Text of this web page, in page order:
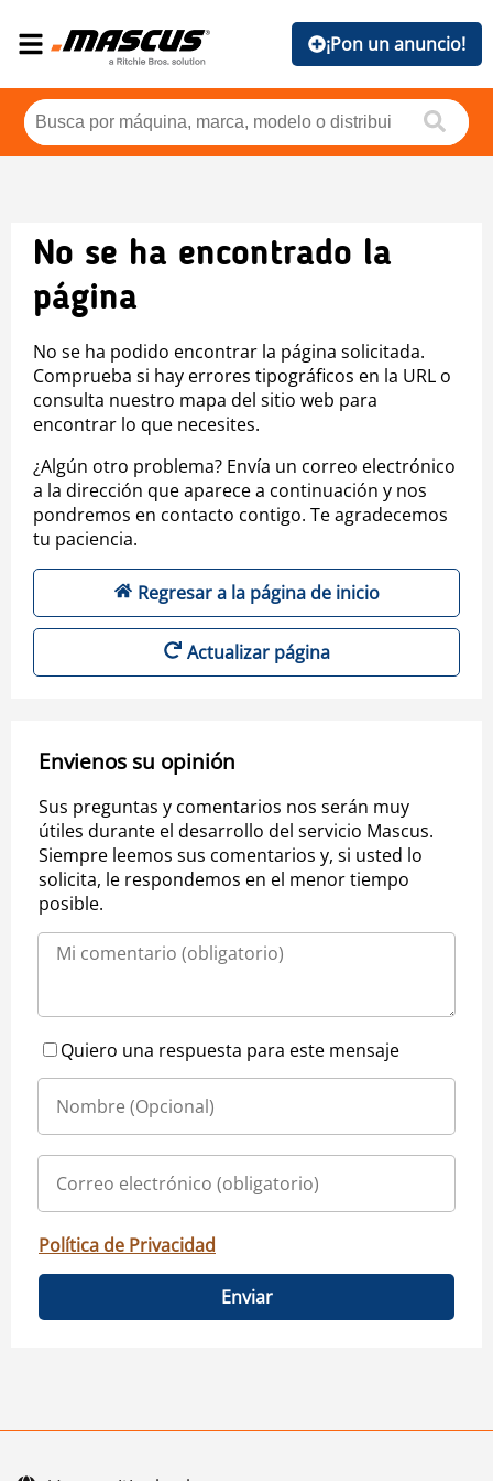
¡Pon un anuncio!
No se ha encontrado la
página
No se ha podido encontrar la página solicitada.
Comprueba si hay errores tipográficos en la URL o
consulta nuestro mapa del sitio web para
encontrar lo que necesites.
¿Algún otro problema? Envía un correo electrónico
a la dirección que aparece a continuación y nos
pondremos en contacto contigo. Te agradecemos
tu paciencia.
Regresar a la página de inicio
Actualizar página
Envienos su opinión
Sus preguntas y comentarios nos serán muy
útiles durante el desarrollo del servicio Mascus.
Siempre leemos sus comentarios y, si usted lo
solicita, le respondemos en el menor tiempo
posible.
Quiero una respuesta para este mensaje
Política de Privacidad
Enviar